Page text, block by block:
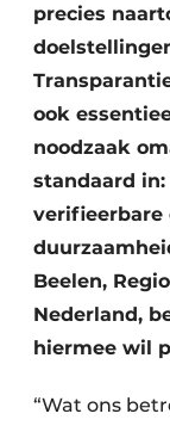
precies
ook
noodzaak
standaard
verifieerbare
Beelen,
Nederland,
hiermee wil
“Wat ons